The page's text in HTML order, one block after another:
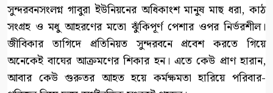
সুন্দরবনসংলগ্ন গাবুরা ইউনিয়নের অধিকাংশ মানুষ মাছ ধরা, কাঠ
সংগ্রহ ও মধু আহরণের মতো ঝুঁকিপূর্ণ পেশার ওপর নির্ভরশীল।
জীবিকার তাগিদে প্রতিনিয়ত সুন্দরবনে প্রবেশ করতে গিয়ে
অনেকেই বাঘের আক্রমণের শিকার হন। এতে কেউ প্রাণ হারান,
আবার কেউ গুরুতর আহত হয়ে কর্মক্ষমতা হারিয়ে পরিবার-